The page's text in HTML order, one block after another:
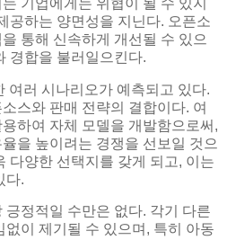
공하는 양면성을 지닌다. 오픈소
통해 신속하게 개선될 수 있으
경합을 불러일으킨다.
여러 시나리오가 예측되고 있다.
스와 판매 전략의 결합이다. 여
하여 자체 모델을 개발함으로써,
을 높이려는 경쟁을 선보일 것으
다양한 선택지를 갖게 되고, 이는
다.
정적일 수만은 없다. 각기 다른
이 제기될 수 있으며, 특히 아동